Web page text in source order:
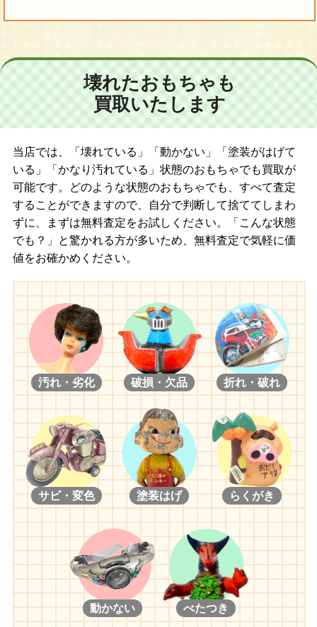
壊れたおもちゃも
買取いたします
当店では、「壊れている」「動かない」「塗装がはげて
いる」「かなり汚れている」状態のおもちゃでも買取が
可能です。どのような状態のおもちゃでも、すべて査定
することができますので、自分で判断して捨ててしまわ
ずに、まずは無料査定をお試しください。「こんな状態
でも？」と驚かれる方が多いため、無料査定で気軽に価
値をお確かめください。
汚れ・劣化 破損・欠品 折れ・破れ
サビ・変色 塗装はげ らくがき
動かない べたつき